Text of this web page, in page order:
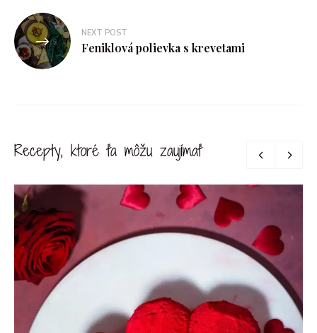
NEXT POST
Feniklová polievka s krevetami
Recepty, ktoré ťa môžu zaujímať